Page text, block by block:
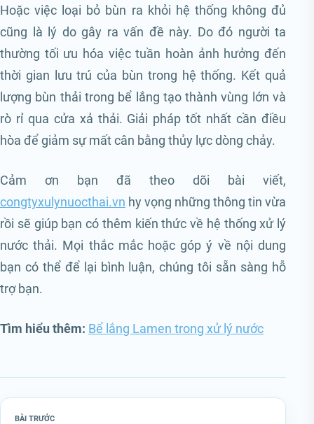
Hoặc việc loại bỏ bùn ra khỏi hệ thống không đủ
cũng là lý do gây ra vấn đề này. Do đó người ta
thường tối ưu hóa việc tuần hoàn ảnh hưởng đến
thời gian lưu trú của bùn trong hệ thống. Kết quả
lượng bùn thải trong bể lắng tạo thành vùng lớn và
rò rỉ qua cửa xả thải. Giải pháp tốt nhất cần điều
hòa để giảm sự mất cân bằng thủy lực dòng chảy.
Cảm ơn bạn đã theo dõi bài viết,
congtyxulynuocthai.vn hy vọng những thông tin vừa
rồi sẽ giúp bạn có thêm kiến thức về hệ thống xử lý
nước thải. Mọi thắc mắc hoặc góp ý về nội dung
bạn có thể để lại bình luận, chúng tôi sẵn sàng hỗ
trợ bạn.
Tìm hiểu thêm: Bể lắng Lamen trong xử lý nước
BÀI TRƯỚC